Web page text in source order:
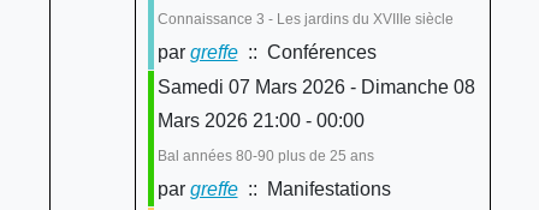
Connaissance 3 - Les jardins du XVIIIe siècle
par greffe:: Conférences
Samedi 07 Mars 2026 - Dimanche 08
Mars 2026 21:00 - 00:00
Bal années 80-90 plus de 25 ans
par greffe:: Manifestations